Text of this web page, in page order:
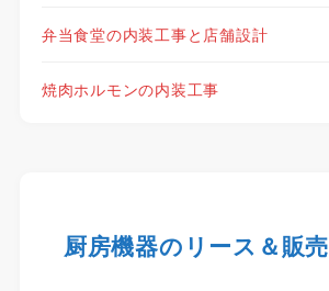
弁当食堂の内装工事と店舗設計
焼肉ホルモンの内装工事
厨房機器のリース＆販売